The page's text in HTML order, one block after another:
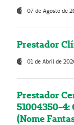
07 de Agosto de
Prestador
01 de Abril de
Prestador
51004350-
(Nome